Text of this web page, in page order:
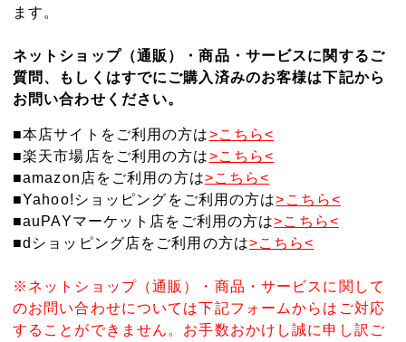
ます。
ネットショップ（通販）・商品・サービスに関するご
質問、もしくはすでにご購入済みのお客様は下記から
お問い合わせください。
■本店サイトをご利用の方は>こちら<
■楽天市場店をご利用の方は>こちら<
■amazon店をご利用の方は>こちら<
■Yahoo!ショッピングをご利用の方は>こちら<
■auPAYマーケット店をご利用の方は>こちら<
■dショッピング店をご利用の方は>こちら<
※ネットショップ（通販）・商品・サービスに関して
のお問い合わせについては下記フォームからはご対応
することができません。お手数おかけし誠に申し訳ご